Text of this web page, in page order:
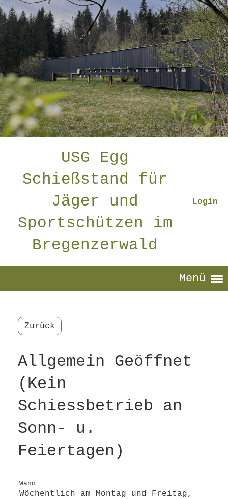
USG Egg
Schießstand für
Jäger und
Sportschützen im
Bregenzerwald
Login
Menü
Zurück
Allgemein Geöffnet
(Kein
Schiessbetrieb an
Sonn- u.
Feiertagen)
Wann
Wöchentlich am Montag und Freitag,